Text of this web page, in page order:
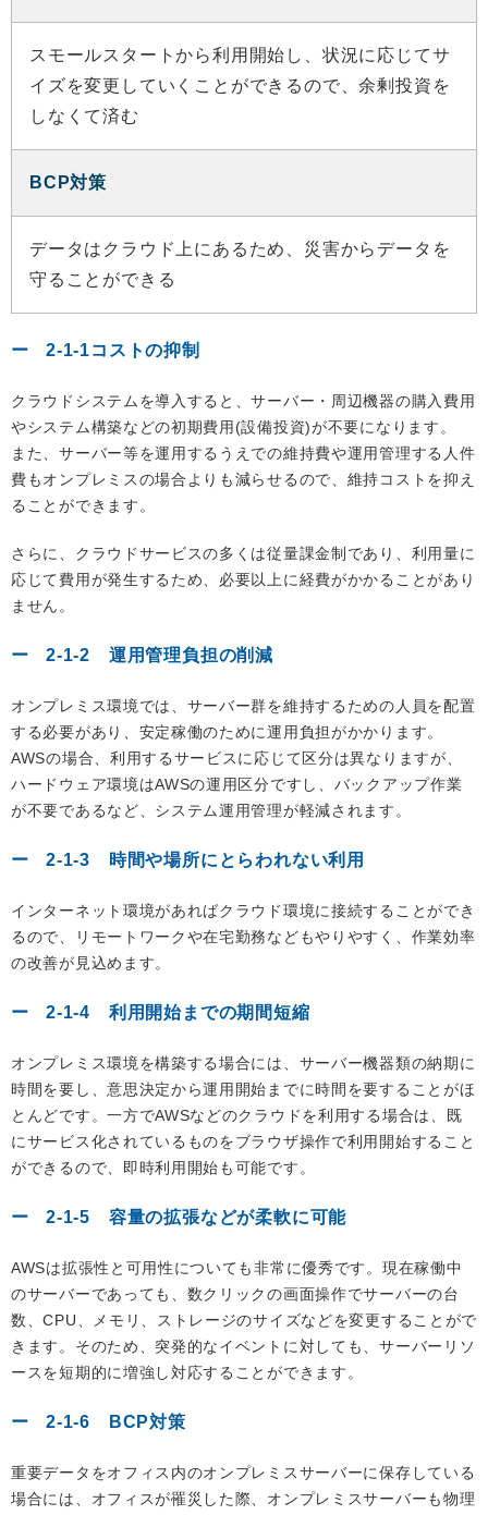
スモールスタートから利用開始し、状況に応じてサ
イズを変更していくことができるので、余剰投資を
しなくて済む
BCP対策
データはクラウド上にあるため、災害からデータを
守ることができる
2-1-1コストの抑制
クラウドシステムを導入すると、サーバー・周辺機器の購入費用
やシステム構築などの初期費用(設備投資)が不要になります。
また、サーバー等を運用するうえでの維持費や運用管理する人件
費もオンプレミスの場合よりも減らせるので、維持コストを抑え
ることができます。
さらに、クラウドサービスの多くは従量課金制であり、利用量に
応じて費用が発生するため、必要以上に経費がかかることがあり
ません。
2-1-2 運用管理負担の削減
オンプレミス環境では、サーバー群を維持するための人員を配置
する必要があり、安定稼働のために運用負担がかかります。
AWSの場合、利用するサービスに応じて区分は異なりますが、
ハードウェア環境はAWSの運用区分ですし、バックアップ作業
が不要であるなど、システム運用管理が軽減されます。
2-1-3 時間や場所にとらわれない利用
インターネット環境があればクラウド環境に接続することができ
るので、リモートワークや在宅勤務などもやりやすく、作業効率
の改善が見込めます。
2-1-4 利用開始までの期間短縮
オンプレミス環境を構築する場合には、サーバー機器類の納期に
時間を要し、意思決定から運用開始までに時間を要することがほ
とんどです。一方でAWSなどのクラウドを利用する場合は、既
にサービス化されているものをブラウザ操作で利用開始すること
ができるので、即時利用開始も可能です。
2-1-5 容量の拡張などが柔軟に可能
AWSは拡張性と可用性についても非常に優秀です。現在稼働中
のサーバーであっても、数クリックの画面操作でサーバーの台
数、CPU、メモリ、ストレージのサイズなどを変更することがで
きます。そのため、突発的なイベントに対しても、サーバーリソ
ースを短期的に増強し対応することができます。
2-1-6 BCP対策
重要データをオフィス内のオンプレミスサーバーに保存している
場合には、オフィスが罹災した際、オンプレミスサーバーも物理